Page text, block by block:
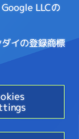
LLCの
イの登録商標